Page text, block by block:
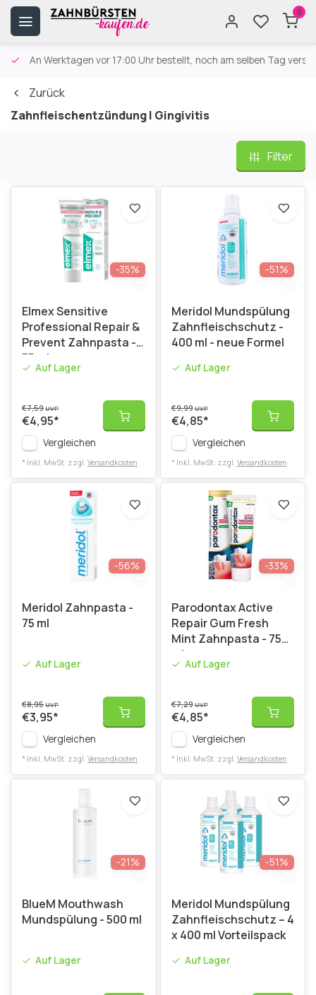
0
An Werktagen vor 17:00 Uhr bestellt, noch am selben Tag
Zurück
Zahnfleischentzündung | Gingivitis
Filter
-35%
Elmex Sensitive
Professional Repair &
Prevent Zahnpasta -
75 ml
Auf Lager
€7,59UVP
€4,95*
Vergleichen
* Inkl. MwSt. zzgl. Versandkosten
-51%
Meridol Mundspülung
Zahnfleischschutz -
400 ml - neue Formel
Auf Lager
€9,99UVP
€4,85*
Vergleichen
* Inkl. MwSt. zzgl. Versandkosten
-56%
Meridol Zahnpasta -
75 ml
Auf Lager
€8,95UVP
€3,95*
Vergleichen
* Inkl. MwSt. zzgl. Versandkosten
-33%
Parodontax Active
Repair Gum Fresh
Mint Zahnpasta - 75
ml
Auf Lager
€7,29UVP
€4,85*
Vergleichen
* Inkl. MwSt. zzgl. Versandkosten
-21%
BlueM Mouthwash
Mundspülung - 500 ml
Auf Lager
-51%
Meridol Mundspülung
Zahnfleischschutz – 4
x 400 ml Vorteilspack
Auf Lager